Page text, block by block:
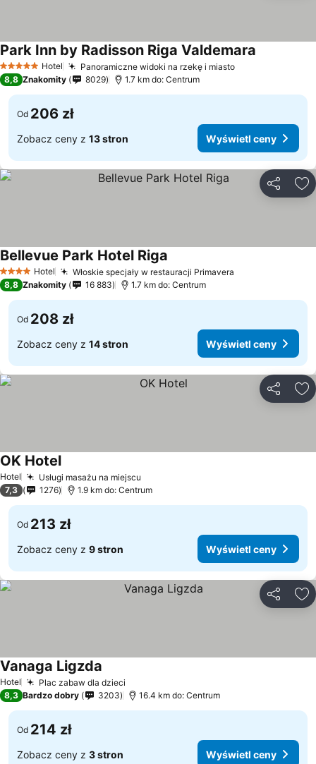
5 KategoriaHotel Panoramiczne widoki na rzekę i miasto
Park Inn by Radisson Riga Valdemara
8,8 Znakomity 8029 1.7 km do: Centrum
Od 206 zł
Zobacz ceny z 13 stron Wyświetl ceny
4 KategoriaHotel Włoskie specjały w restauracji Primavera
Bellevue Park Hotel Riga
8,8 Znakomity 16 883 1.7 km do: Centrum
Od 208 zł
Zobacz ceny z 14 stron Wyświetl ceny
Hotel Usługi masażu na miejscu
OK Hotel
7,3 1276 1.9 km do: Centrum
Od 213 zł
Zobacz ceny z 9 stron Wyświetl ceny
Hotel Plac zabaw dla dzieci
Vanaga Ligzda
8,3 Bardzo dobry 3203 16.4 km do: Centrum
Od 214 zł
Zobacz ceny z 3 stron Wyświetl ceny